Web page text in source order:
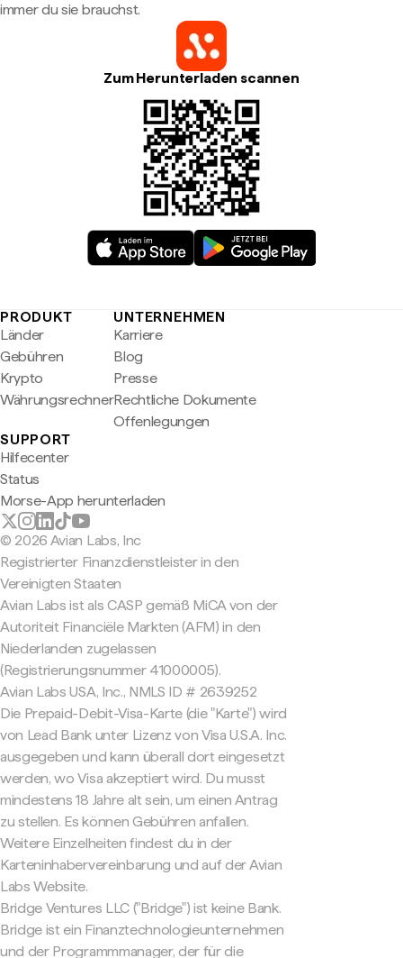
immer du sie brauchst.
Zum Herunterladen scannen
PRODUKT
Länder
Gebühren
Krypto
Währungsrechner
UNTERNEHMEN
Karriere
Blog
Presse
Rechtliche Dokumente
Offenlegungen
SUPPORT
Hilfecenter
Status
Morse-App herunterladen
© 2026 Avian Labs, Inc
Registrierter Finanzdienstleister in den
Vereinigten Staaten
Avian Labs ist als CASP gemäß MiCA von der
Autoriteit Financiële Markten (AFM) in den
Niederlanden zugelassen
(Registrierungsnummer 41000005).
Avian Labs USA, Inc., NMLS ID # 2639252
Die Prepaid-Debit-Visa-Karte (die "Karte") wird
von Lead Bank unter Lizenz von Visa U.S.A. Inc.
ausgegeben und kann überall dort eingesetzt
werden, wo Visa akzeptiert wird. Du musst
mindestens 18 Jahre alt sein, um einen Antrag
zu stellen. Es können Gebühren anfallen.
Weitere Einzelheiten findest du in der
Karteninhabervereinbarung und auf der Avian
Labs Website.
Bridge Ventures LLC ("Bridge") ist keine Bank.
Bridge ist ein Finanztechnologieunternehmen
und der Programmmanager, der für die